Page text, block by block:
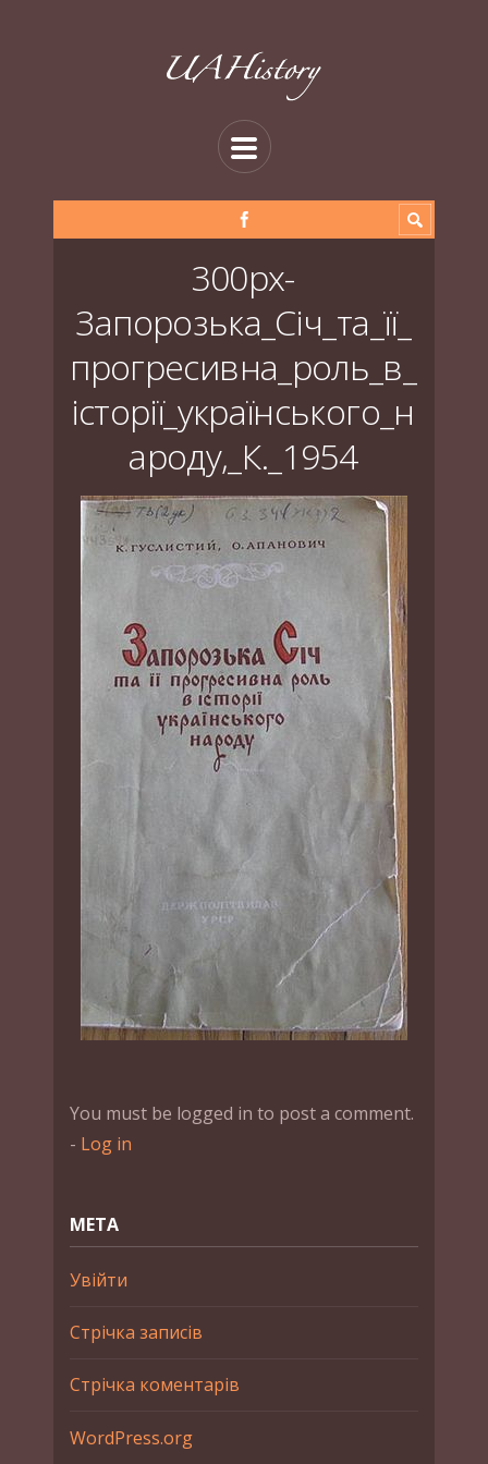
300px-
Запорозька_Січ_та_її_
прогресивна_роль_в_
історії_українського_н
ароду,_К._1954
You must be logged in to post a comment.
- Log in
МЕТА
Увійти
Стрічка записів
Стрічка коментарів
WordPress.org